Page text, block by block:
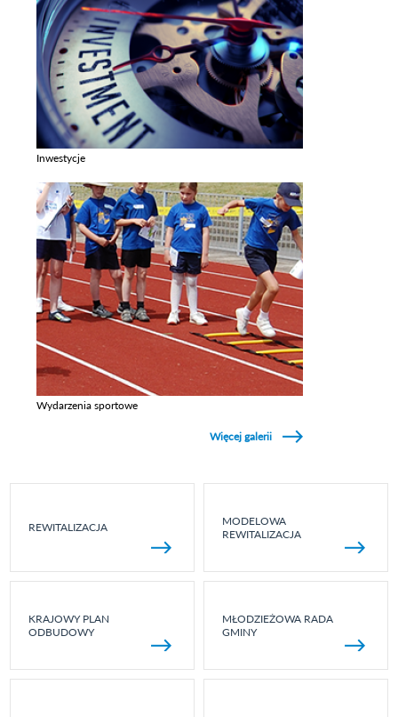
Inwestycje
Wydarzenia sportowe
Więcej galerii
REWITALIZACJA
MODELOWA
REWITALIZACJA
KRAJOWY PLAN
ODBUDOWY
MŁODZIEŻOWA RADA
GMINY